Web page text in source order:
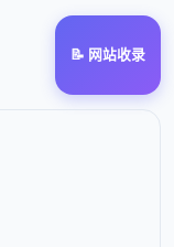
📝 网站收录